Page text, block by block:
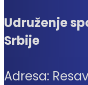
Udruženje
Srbije
Adresa: